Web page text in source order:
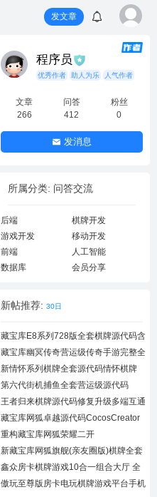
发文章
程序员
优秀作者 助人为乐 人气作者
文章
266
问答
412
粉丝
0
发消息
所属分类: 问答交流
后端
棋牌开发
游戏开发
移动开发
前端
人工智能
数据库
会员分享
新帖推荐: 30日
藏宝库E8系列728版全套棋牌源代码含
728UI工
藏宝库幽冥传奇营运级传奇手游完整全
套源代
新情怀系列棋牌全套源代码情怀棋牌
700+子游
第六代街机捕鱼全套营运级源代码
Creator跨
王者归来棋牌源代码修复升级多端互通
近百款
藏宝库网狐卓越源代码CocosCreator
卓越版全
重构藏宝库网狐荣耀二开
CocosCreator开拓版
新藏宝库网狐旗舰(亲友圈版)棋牌全套
源码下
鑫众房卡棋牌游戏10合一组合大厅 全
套组件
傲玩至尊版房卡电玩棋牌游戏平台手机